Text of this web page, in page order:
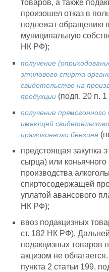
товаров, а также
произошел отказ в
подлежат обращению
муниципальную
НК РФ);
получение
этилового спирта
свидетельство на
продукции (подп. 20 п.
получение прямогонного
имеющей
прямогонного бензина
предстоящая закупка
сырца) или
производства
спиртосодержащей
уплатой авансового
НК РФ);
ввоз подакцизных
ст. 182 НК РФ).
подакцизных товаров
акцизом не
пункта 2 статьи 199,